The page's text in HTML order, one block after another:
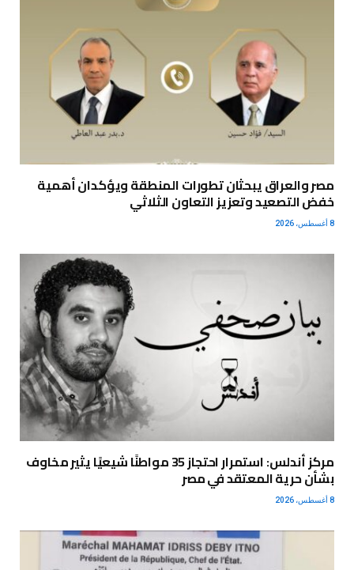
مصر والعراق يبحثان تطورات المنطقة ويؤكدان أهمية
خفض التصعيد وتعزيز التعاون الثلاثي
8 أغسطس، 2026
مركز أندلس: استمرار احتجاز 35 مواطنًا شيعيًا يثير مخاوف
بشأن حرية المعتقد في مصر
8 أغسطس، 2026